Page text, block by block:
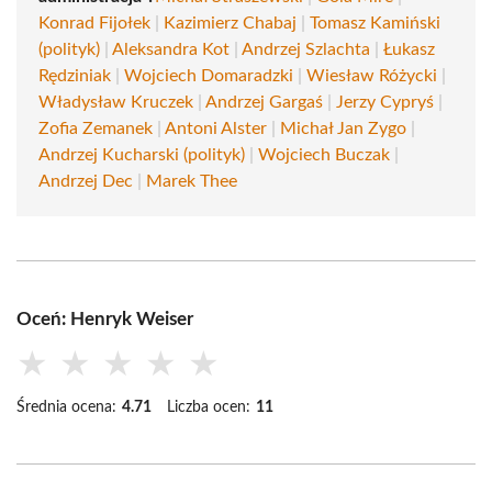
Konrad Fijołek
Kazimierz Chabaj
Tomasz Kamiński
(polityk)
Aleksandra Kot Andrzej Szlachta
Łukasz
Rędziniak
Wojciech Domaradzki Wiesław Różycki
Władysław Kruczek
Andrzej Gargaś Jerzy Cypryś
Zofia Zemanek
Antoni Alster Michał Jan Zygo
Andrzej Kucharski (polityk)
Wojciech Buczak
Andrzej Dec
Marek Thee
Oceń: Henryk Weiser
★ ★ ★ ★ ★
Średnia ocena: 4.71 Liczba ocen: 11